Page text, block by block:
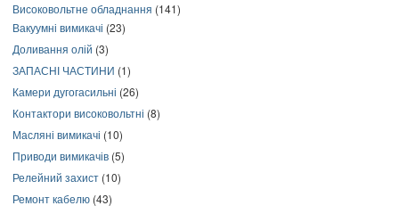
Високовольтне обладнання (141)
Вакуумні вимикачі (23)
Доливання олій (3)
ЗАПАСНІ ЧАСТИНИ (1)
Камери дугогасильні (26)
Контактори високовольтні (8)
Масляні вимикачі (10)
Приводи вимикачів (5)
Релейний захист (10)
Ремонт кабелю (43)